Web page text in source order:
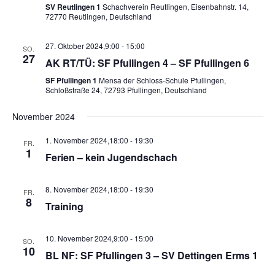
SV Reutlingen 1 Schachverein Reutlingen, Eisenbahnstr. 14,
72770 Reutlingen, Deutschland
SO.
27
27. Oktober 2024,9:00 - 15:00
AK RT/TÜ: SF Pfullingen 4 – SF Pfullingen 6
SF Pfullingen 1 Mensa der Schloss-Schule Pfullingen,
Schloßstraße 24, 72793 Pfullingen, Deutschland
November 2024
FR.
1
1. November 2024,18:00 - 19:30
Ferien – kein Jugendschach
FR.
8
8. November 2024,18:00 - 19:30
Training
SO.
10
10. November 2024,9:00 - 15:00
BL NF: SF Pfullingen 3 – SV Dettingen Erms 1